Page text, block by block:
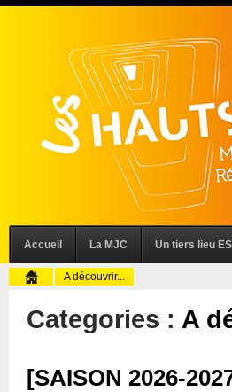
Accueil La MJC Un tiers lieu
A découvrir...
Categories : A
[SAISON 2026-